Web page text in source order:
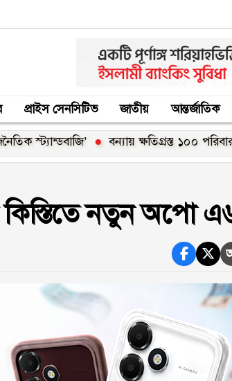
প্রাইস সেনসিটিভ জাতীয় আন্তর্জাতিক
বন্যায় ক্ষতিগ্রস্ত ১০০ পরিবারকে
কিস্তিতে নতুন অপো